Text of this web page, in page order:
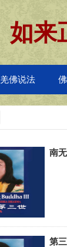
羌佛说法
如
南
第